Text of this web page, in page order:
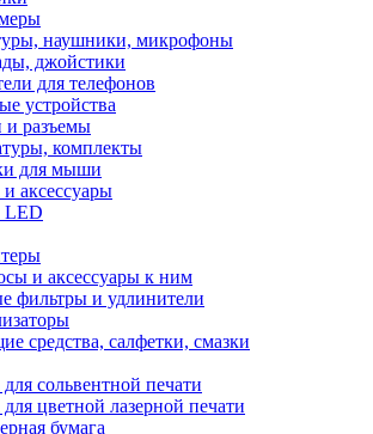
наушники, микрофоны
джойстики
для телефонов
устройства
и разъемы
комплекты
для мыши
аксессуары
и аксессуары к ним
фильтры и удлинители
средства, салфетки, смазки
сольвентной печати
цветной лазерной печати
бумага